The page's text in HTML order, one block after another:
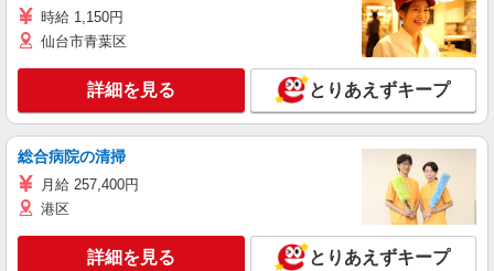
時給 1,150円
仙台市青葉区
詳細を見る とりあえずキープ
総合病院の清掃
月給 257,400円
港区
詳細を見る とりあえずキープ